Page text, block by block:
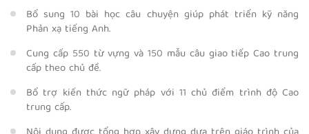
Bổ sung 10 bài học câu chuyện giúp phát triển kỹ năng
Phản xạ tiếng Anh.
Cung cấp 550 từ vựng và 150 mẫu câu giao tiếp Cao trung
cấp theo chủ đề.
Bổ trợ kiến thức ngữ pháp với 11 chủ điểm trình độ Cao
trung cấp.